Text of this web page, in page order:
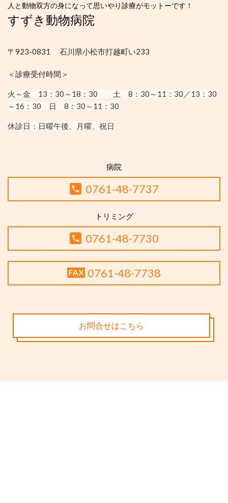
人と動物双方の身になって思いやり診療がモットーです！
すずき動物病院
〒923-0831 石川県小松市打越町い233
＜診療受付時間＞
火～金 13：30 ～18：30 土 8：30～11：30／13：30
～16：30
日 8：30～11：30
休診日： 日曜午後、月曜、祝日
病院
0761-48-7737
トリミング
0761-48-7730
0761-48-7738
お問合せはこちら